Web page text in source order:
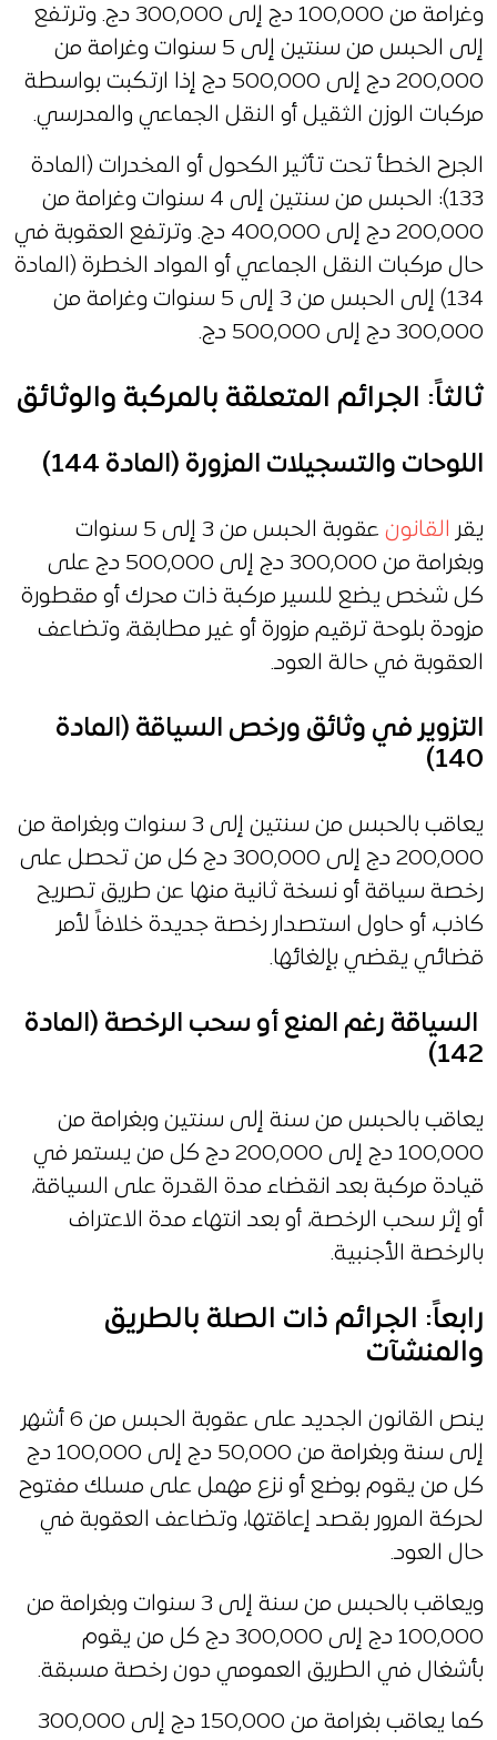
وغرامة من 100,000 دج إلى 300,000 دج. وترتفع
إلى الحبس من سنتين إلى 5 سنوات وغرامة من
200,000 دج إلى 500,000 دج إذا ارتكبت بواسطة
مركبات الوزن الثقيل أو النقل الجماعي والمدرسي.
الجرح الخطأ تحت تأثير الكحول أو المخدرات (المادة
133): الحبس من سنتين إلى 4 سنوات وغرامة من
200,000 دج إلى 400,000 دج. وترتفع العقوبة في
حال مركبات النقل الجماعي أو المواد الخطرة (المادة
134) إلى الحبس من 3 إلى 5 سنوات وغرامة من
300,000 دج إلى 500,000 دج.
ثالثاً: الجرائم المتعلقة بالمركبة والوثائق
اللوحات والتسجيلات المزورة (المادة 144)
يقر القانون
عقوبة الحبس من 3 إلى 5 سنوات
وبغرامة من 300,000 دج إلى 500,000 دج على
كل شخص يضع للسير مركبة ذات محرك أو مقطورة
مزودة بلوحة ترقيم مزورة أو غير مطابقة، وتضاعف
العقوبة في حالة العود.
التزوير في وثائق ورخص السياقة (المادة
140)
يعاقب بالحبس من سنتين إلى 3 سنوات وبغرامة من
200,000 دج إلى 300,000 دج كل من تحصل على
رخصة سياقة أو نسخة ثانية منها عن طريق تصريح
كاذب، أو حاول استصدار رخصة جديدة خلافاً لأمر
قضائي يقضي بإلغائها.
السياقة رغم المنع أو سحب الرخصة (المادة
142)
يعاقب بالحبس من سنة إلى سنتين وبغرامة من
100,000 دج إلى 200,000 دج كل من يستمر في
قيادة مركبة بعد انقضاء مدة القدرة على السياقة،
أو إثر سحب الرخصة، أو بعد انتهاء مدة الاعتراف
بالرخصة الأجنبية.
رابعاً: الجرائم ذات الصلة بالطريق
والمنشآت
ينص القانون الجديد على عقوبة الحبس من 6 أشهر
إلى سنة وبغرامة من 50,000 دج إلى 100,000 دج
كل من يقوم بوضع أو نزع مهمل على مسلك مفتوح
لحركة المرور بقصد إعاقتها، وتضاعف العقوبة في
حال العود.
ويعاقب بالحبس من سنة إلى 3 سنوات وبغرامة من
100,000 دج إلى 300,000 دج كل من يقوم
بأشغال في الطريق العمومي دون رخصة مسبقة.
كما يعاقب بغرامة من 150,000 دج إلى 300,000